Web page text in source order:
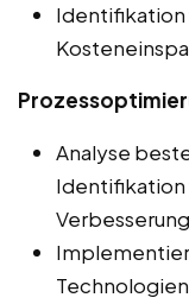
Identifikation
Analyse
Identifikation